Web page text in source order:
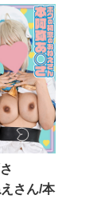
さん/本